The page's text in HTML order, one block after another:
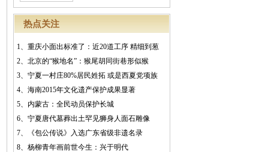
热点关注
1、 重庆小面出标准了：近20道工序 精细到葱
2、 北京的“猴地名”：猴尾胡同街巷形似猴
3、 宁夏一村庄80%居民姓拓 或是西夏党项族
4、 海南2015年文化遗产保护成果显著
5、 内蒙古：全民动员保护长城
6、 宁夏唐代墓葬出土罕见狮身人面石雕像
7、
《包公传说》入选广东省级非遗名录
8、 杨柳青年画前世今生：兴于明代